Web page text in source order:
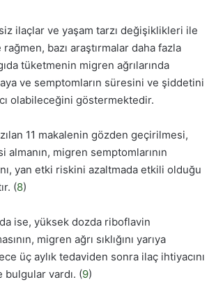
ilaçlar ve yaşam tarzı değişiklikleri ile
bazı araştırmalar daha fazla
tüketmenin migren ağrılarında
ve semptomların süresini ve şiddetini
olabileceğini göstermektedir.
11 makalenin gözden geçirilmesi,
almanın, migren semptomlarının
yan etki riskini azaltmada etkili olduğu
(8)
ise, yüksek dozda riboflavin
migren ağrı sıklığını yarıya
üç aylık tedaviden sonra ilaç ihtiyacını
bulgular vardı. (9)